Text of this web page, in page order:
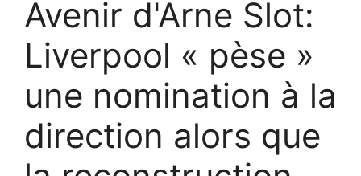
Avenir d'Arne Slot:
Liverpool « pèse »
une nomination à la
direction alors que